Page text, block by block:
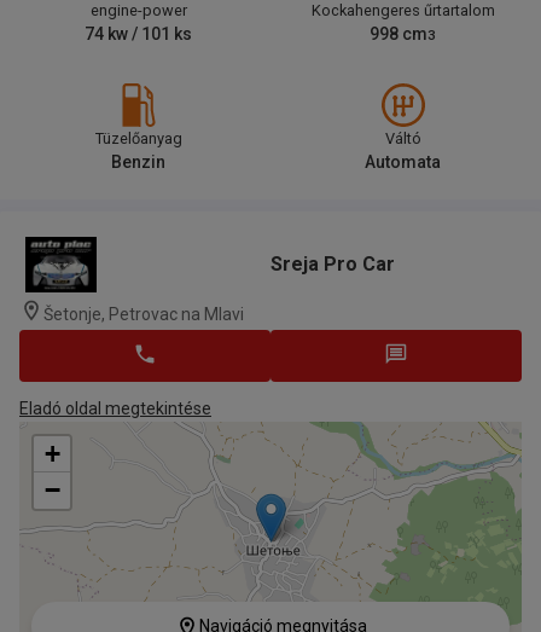
engine-power
74 kw / 101 ks
Kockahengeres űrtartalom
998 cm3
Tüzelőanyag
Benzin
Váltó
Automata
Sreja Pro Car
Šetonje, Petrovac na Mlavi
Eladó oldal megtekintése
+
−
Navigáció megnyitása